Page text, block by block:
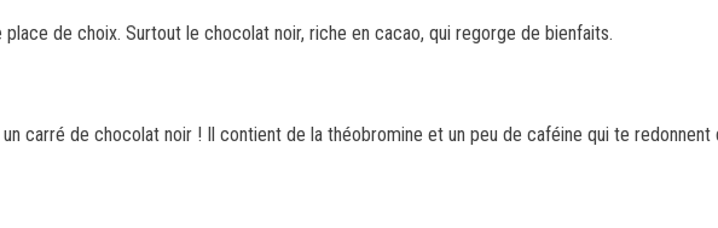
de choix. Surtout le chocolat noir, riche en cacao, qui regorge de bienfaits.
carré de chocolat noir ! Il contient de la théobromine et un peu de caféine qui te redonnent